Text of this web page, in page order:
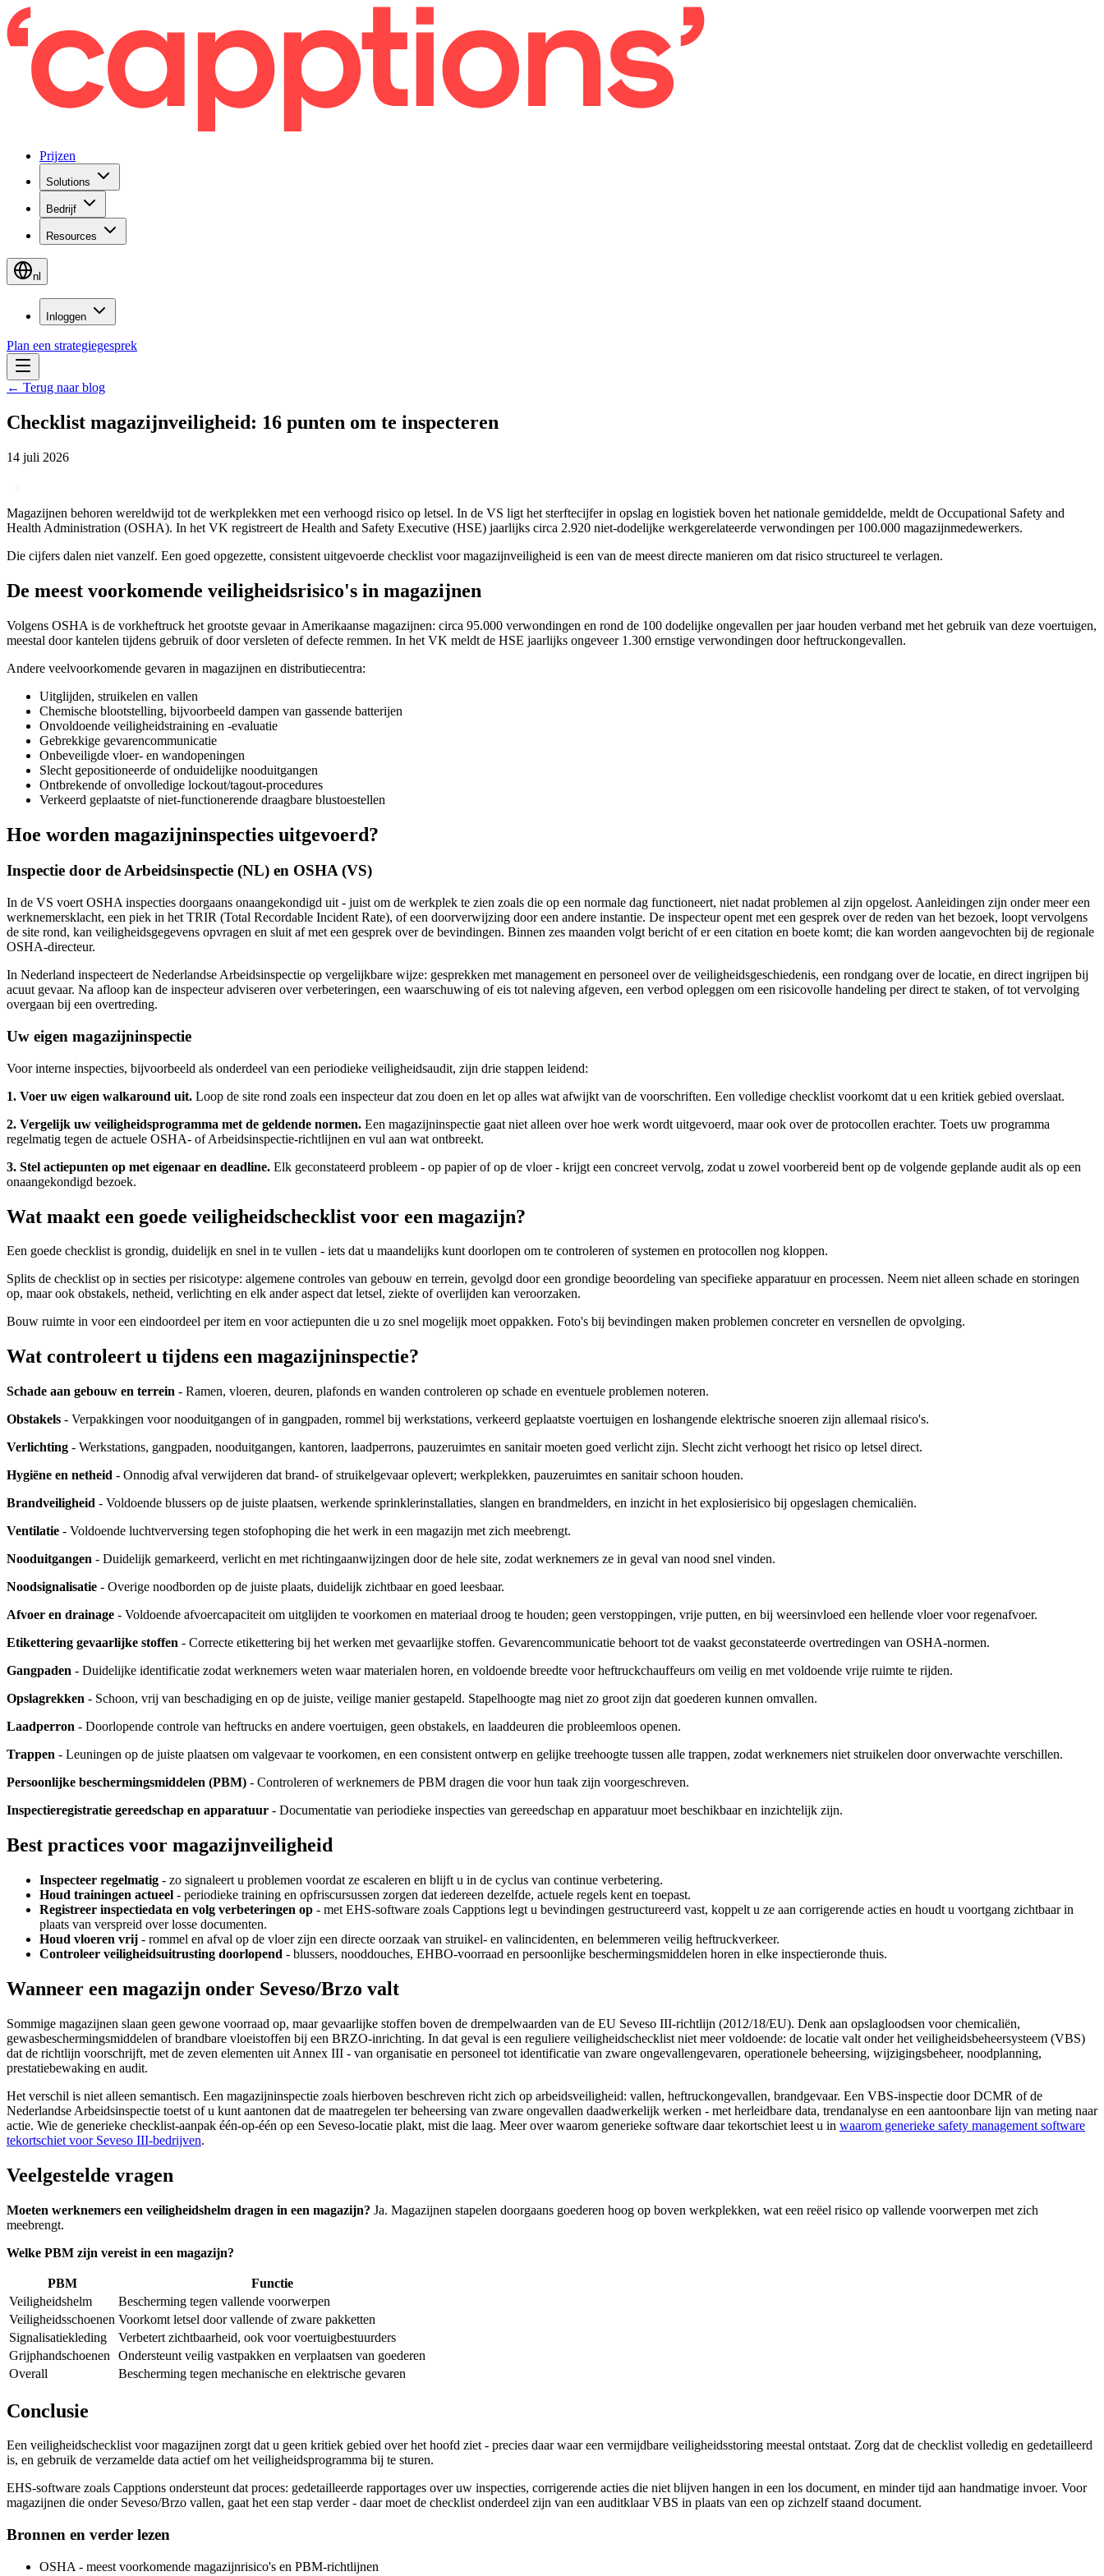
Prijzen
Solutions
Bedrijf
Resources
nl
Inloggen
Plan een strategiegesprek
← Terug naar blog
Checklist magazijnveiligheid: 16 punten om te inspecteren
14 juli 2026
Magazijnen behoren wereldwijd tot de werkplekken met een verhoogd risico op letsel. In de VS ligt het sterftecijfer in opslag en logistiek boven het nationale gemiddelde, meldt de Occupational Safety and
Health Administration (OSHA). In het VK registreert de Health and Safety Executive (HSE) jaarlijks circa 2.920 niet-dodelijke werkgerelateerde verwondingen per 100.000 magazijnmedewerkers.
Die cijfers dalen niet vanzelf. Een goed opgezette, consistent uitgevoerde checklist voor magazijnveiligheid is een van de meest directe manieren om dat risico structureel te verlagen.
De meest voorkomende veiligheidsrisico's in magazijnen
Volgens OSHA is de vorkheftruck het grootste gevaar in Amerikaanse magazijnen: circa 95.000 verwondingen en rond de 100 dodelijke ongevallen per jaar houden verband met het gebruik van deze voertuigen,
meestal door kantelen tijdens gebruik of door versleten of defecte remmen. In het VK meldt de HSE jaarlijks ongeveer 1.300 ernstige verwondingen door heftruckongevallen.
Andere veelvoorkomende gevaren in magazijnen en distributiecentra:
Uitglijden, struikelen en vallen
Chemische blootstelling, bijvoorbeeld dampen van gassende batterijen
Onvoldoende veiligheidstraining en -evaluatie
Gebrekkige gevarencommunicatie
Onbeveiligde vloer- en wandopeningen
Slecht gepositioneerde of onduidelijke nooduitgangen
Ontbrekende of onvolledige lockout/tagout-procedures
Verkeerd geplaatste of niet-functionerende draagbare blustoestellen
Hoe worden magazijninspecties uitgevoerd?
Inspectie door de Arbeidsinspectie (NL) en OSHA (VS)
In de VS voert OSHA inspecties doorgaans onaangekondigd uit - juist om de werkplek te zien zoals die op een normale dag functioneert, niet nadat problemen al zijn opgelost. Aanleidingen zijn onder meer een
werknemersklacht, een piek in het TRIR (Total Recordable Incident Rate), of een doorverwijzing door een andere instantie. De inspecteur opent met een gesprek over de reden van het bezoek, loopt vervolgens
de site rond, kan veiligheidsgegevens opvragen en sluit af met een gesprek over de bevindingen. Binnen zes maanden volgt bericht of er een citation en boete komt; die kan worden aangevochten bij de regionale
OSHA-directeur.
In Nederland inspecteert de Nederlandse Arbeidsinspectie op vergelijkbare wijze: gesprekken met management en personeel over de veiligheidsgeschiedenis, een rondgang over de locatie, en direct ingrijpen bij
acuut gevaar. Na afloop kan de inspecteur adviseren over verbeteringen, een waarschuwing of eis tot naleving afgeven, een verbod opleggen om een risicovolle handeling per direct te staken, of tot vervolging
overgaan bij een overtreding.
Uw eigen magazijninspectie
Voor interne inspecties, bijvoorbeeld als onderdeel van een periodieke veiligheidsaudit, zijn drie stappen leidend:
1. Voer uw eigen walkaround uit. Loop de site rond zoals een inspecteur dat zou doen en let op alles wat afwijkt van de voorschriften. Een volledige checklist voorkomt dat u een kritiek gebied overslaat.
2. Vergelijk uw veiligheidsprogramma met de geldende normen. Een magazijninspectie gaat niet alleen over hoe werk wordt uitgevoerd, maar ook over de protocollen erachter. Toets uw programma
regelmatig tegen de actuele OSHA- of Arbeidsinspectie-richtlijnen en vul aan wat ontbreekt.
3. Stel actiepunten op met eigenaar en deadline. Elk geconstateerd probleem - op papier of op de vloer - krijgt een concreet vervolg, zodat u zowel voorbereid bent op de volgende geplande audit als op een
onaangekondigd bezoek.
Wat maakt een goede veiligheidschecklist voor een magazijn?
Een goede checklist is grondig, duidelijk en snel in te vullen - iets dat u maandelijks kunt doorlopen om te controleren of systemen en protocollen nog kloppen.
Splits de checklist op in secties per risicotype: algemene controles van gebouw en terrein, gevolgd door een grondige beoordeling van specifieke apparatuur en processen. Neem niet alleen schade en storingen
op, maar ook obstakels, netheid, verlichting en elk ander aspect dat letsel, ziekte of overlijden kan veroorzaken.
Bouw ruimte in voor een eindoordeel per item en voor actiepunten die u zo snel mogelijk moet oppakken. Foto's bij bevindingen maken problemen concreter en versnellen de opvolging.
Wat controleert u tijdens een magazijninspectie?
Schade aan gebouw en terrein - Ramen, vloeren, deuren, plafonds en wanden controleren op schade en eventuele problemen noteren.
Obstakels - Verpakkingen voor nooduitgangen of in gangpaden, rommel bij werkstations, verkeerd geplaatste voertuigen en loshangende elektrische snoeren zijn allemaal risico's.
Verlichting - Werkstations, gangpaden, nooduitgangen, kantoren, laadperrons, pauzeruimtes en sanitair moeten goed verlicht zijn. Slecht zicht verhoogt het risico op letsel direct.
Hygiëne en netheid - Onnodig afval verwijderen dat brand- of struikelgevaar oplevert; werkplekken, pauzeruimtes en sanitair schoon houden.
Brandveiligheid - Voldoende blussers op de juiste plaatsen, werkende sprinklerinstallaties, slangen en brandmelders, en inzicht in het explosierisico bij opgeslagen chemicaliën.
Ventilatie - Voldoende luchtverversing tegen stofophoping die het werk in een magazijn met zich meebrengt.
Nooduitgangen - Duidelijk gemarkeerd, verlicht en met richtingaanwijzingen door de hele site, zodat werknemers ze in geval van nood snel vinden.
Noodsignalisatie - Overige noodborden op de juiste plaats, duidelijk zichtbaar en goed leesbaar.
Afvoer en drainage - Voldoende afvoercapaciteit om uitglijden te voorkomen en materiaal droog te houden; geen verstoppingen, vrije putten, en bij weersinvloed een hellende vloer voor regenafvoer.
Etikettering gevaarlijke stoffen - Correcte etikettering bij het werken met gevaarlijke stoffen. Gevarencommunicatie behoort tot de vaakst geconstateerde overtredingen van OSHA-normen.
Gangpaden - Duidelijke identificatie zodat werknemers weten waar materialen horen, en voldoende breedte voor heftruckchauffeurs om veilig en met voldoende vrije ruimte te rijden.
Opslagrekken - Schoon, vrij van beschadiging en op de juiste, veilige manier gestapeld. Stapelhoogte mag niet zo groot zijn dat goederen kunnen omvallen.
Laadperron - Doorlopende controle van heftrucks en andere voertuigen, geen obstakels, en laaddeuren die probleemloos openen.
Trappen - Leuningen op de juiste plaatsen om valgevaar te voorkomen, en een consistent ontwerp en gelijke treehoogte tussen alle trappen, zodat werknemers niet struikelen door onverwachte verschillen.
Persoonlijke beschermingsmiddelen (PBM) - Controleren of werknemers de PBM dragen die voor hun taak zijn voorgeschreven.
Inspectieregistratie gereedschap en apparatuur - Documentatie van periodieke inspecties van gereedschap en apparatuur moet beschikbaar en inzichtelijk zijn.
Best practices voor magazijnveiligheid
Inspecteer regelmatig - zo signaleert u problemen voordat ze escaleren en blijft u in de cyclus van continue verbetering.
Houd trainingen actueel - periodieke training en opfriscursussen zorgen dat iedereen dezelfde, actuele regels kent en toepast.
Registreer inspectiedata en volg verbeteringen op - met EHS-software zoals Capptions legt u bevindingen gestructureerd vast, koppelt u ze aan corrigerende acties en houdt u voortgang zichtbaar in
plaats van verspreid over losse documenten.
Houd vloeren vrij - rommel en afval op de vloer zijn een directe oorzaak van struikel- en valincidenten, en belemmeren veilig heftruckverkeer.
Controleer veiligheidsuitrusting doorlopend - blussers, nooddouches, EHBO-voorraad en persoonlijke beschermingsmiddelen horen in elke inspectieronde thuis.
Wanneer een magazijn onder Seveso/Brzo valt
Sommige magazijnen slaan geen gewone voorraad op, maar gevaarlijke stoffen boven de drempelwaarden van de EU Seveso III-richtlijn (2012/18/EU). Denk aan opslagloodsen voor chemicaliën,
gewasbeschermingsmiddelen of brandbare vloeistoffen bij een BRZO-inrichting. In dat geval is een reguliere veiligheidschecklist niet meer voldoende: de locatie valt onder het veiligheidsbeheersysteem (VBS)
dat de richtlijn voorschrijft, met de zeven elementen uit Annex III - van organisatie en personeel tot identificatie van zware ongevallengevaren, operationele beheersing, wijzigingsbeheer, noodplanning,
prestatiebewaking en audit.
Het verschil is niet alleen semantisch. Een magazijninspectie zoals hierboven beschreven richt zich op arbeidsveiligheid: vallen, heftruckongevallen, brandgevaar. Een VBS-inspectie door DCMR of de
Nederlandse Arbeidsinspectie toetst of u kunt aantonen dat de maatregelen ter beheersing van zware ongevallen daadwerkelijk werken - met herleidbare data, trendanalyse en een aantoonbare lijn van meting naar
actie. Wie de generieke checklist-aanpak één-op-één op een Seveso-locatie plakt, mist die laag. Meer over waarom generieke software daar tekortschiet leest u in waarom generieke safety management software
tekortschiet voor Seveso III-bedrijven.
Veelgestelde vragen
Moeten werknemers een veiligheidshelm dragen in een magazijn? Ja. Magazijnen stapelen doorgaans goederen hoog op boven werkplekken, wat een reëel risico op vallende voorwerpen met zich
meebrengt.
Welke PBM zijn vereist in een magazijn?
PBM
Functie
Veiligheidshelm
Bescherming tegen vallende voorwerpen
Veiligheidsschoenen Voorkomt letsel door vallende of zware pakketten
Signalisatiekleding
Verbetert zichtbaarheid, ook voor voertuigbestuurders
Grijphandschoenen
Ondersteunt veilig vastpakken en verplaatsen van goederen
Overall
Bescherming tegen mechanische en elektrische gevaren
Conclusie
Een veiligheidschecklist voor magazijnen zorgt dat u geen kritiek gebied over het hoofd ziet - precies daar waar een vermijdbare veiligheidsstoring meestal ontstaat. Zorg dat de checklist volledig en gedetailleerd
is, en gebruik de verzamelde data actief om het veiligheidsprogramma bij te sturen.
EHS-software zoals Capptions ondersteunt dat proces: gedetailleerde rapportages over uw inspecties, corrigerende acties die niet blijven hangen in een los document, en minder tijd aan handmatige invoer. Voor
magazijnen die onder Seveso/Brzo vallen, gaat het een stap verder - daar moet de checklist onderdeel zijn van een auditklaar VBS in plaats van een op zichzelf staand document.
Bronnen en verder lezen
OSHA - meest voorkomende magazijnrisico's en PBM-richtlijnen